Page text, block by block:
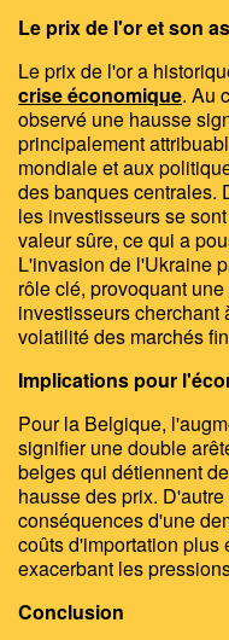
Le prix de l'or et son
Le prix de l'or a
crise économique. Au
observé une hausse
principalement
mondiale et aux
des banques centrales.
les investisseurs se
valeur sûre, ce qui a
L'invasion de l'Ukraine
rôle clé, provoquant
investisseurs cherchant
volatilité des marchés
Implications pour
Pour la Belgique,
signifier une double
belges qui détiennent
hausse des prix.
conséquences d'une
coûts d'importation plus
exacerbant les
Conclusion